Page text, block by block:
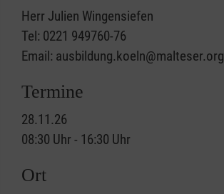
Herr Julien Wingensiefen
Tel: 0221 949760-76
Email: ausbildung.koeln@malteser.org
Termine
28.11.26
08:30 Uhr - 16:30 Uhr
Ort